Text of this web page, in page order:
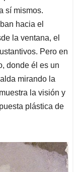
sí mismos.
hacia el
la ventana, el
Pero en
donde él es un
mirando la
la visión y
plástica de